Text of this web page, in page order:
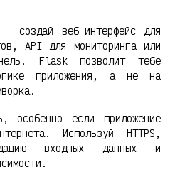
создай веб-интерфейс для
API для мониторинга или
Flask позволит тебе
приложения, а не на
особенно если приложение
Используй HTTPS,
входных данных и